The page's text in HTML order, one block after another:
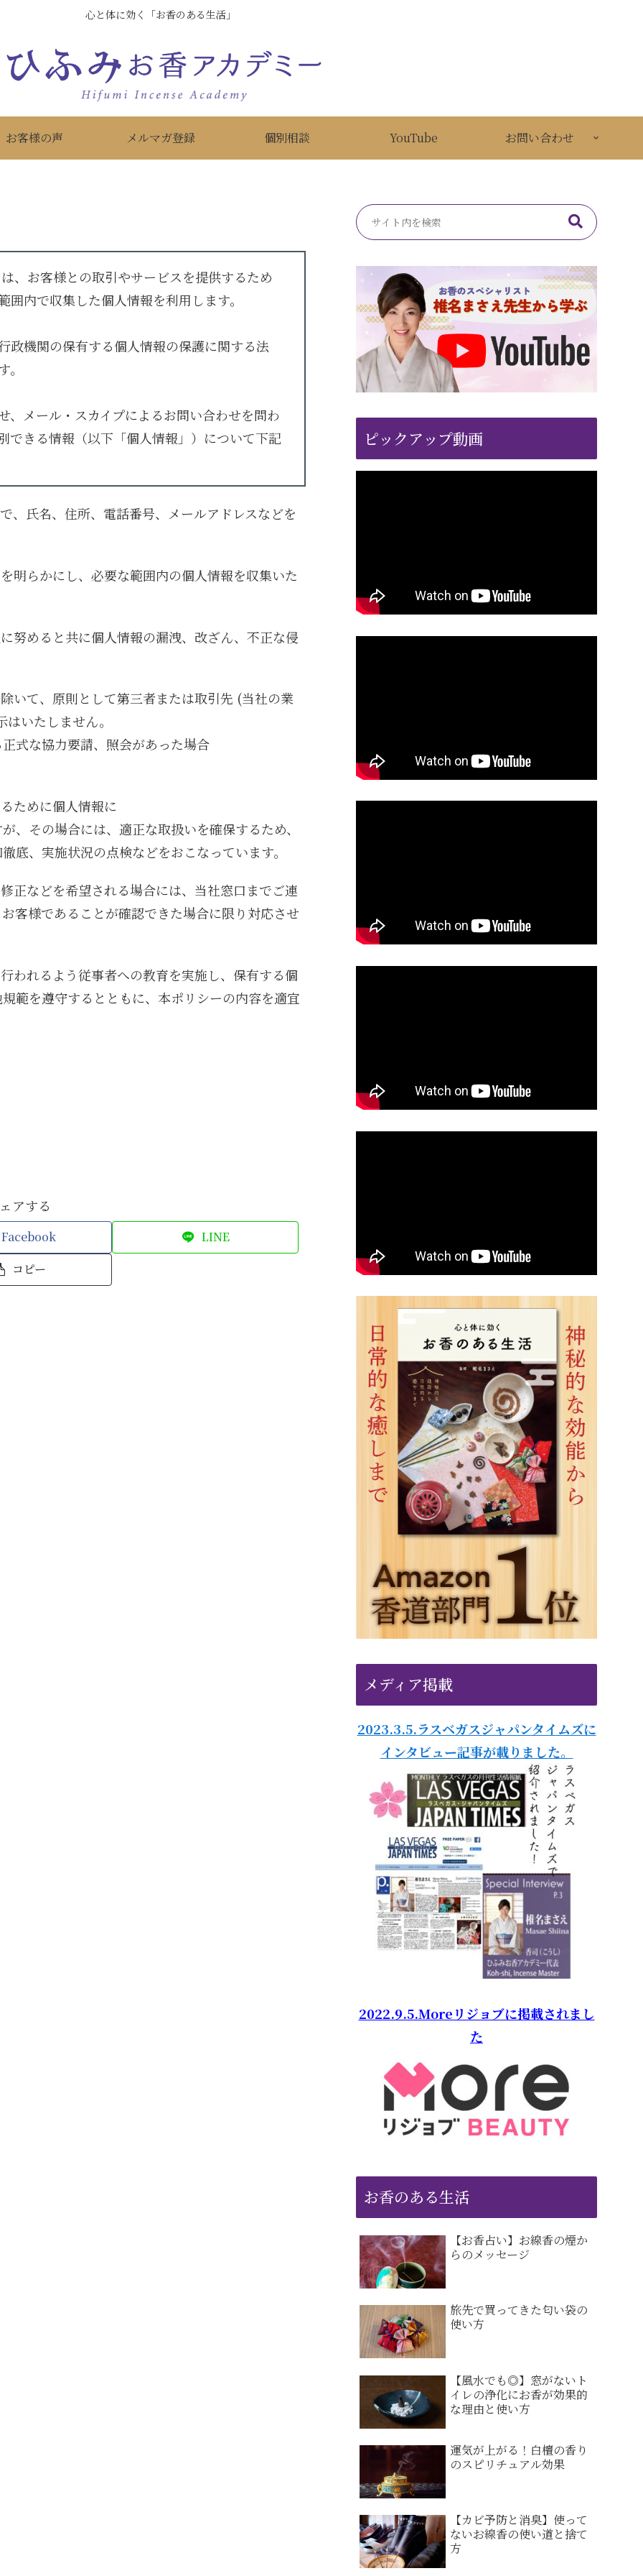
心と体に効く「お香のある生活」
お客様の声 メルマガ登録 個別相談 YouTube お問い合わせ
、お客様との取引やサービスを提供するため
内で収集した個人情報を利用します。
政機関の保有する個人情報の保護に関する法
メール・スカイプによるお問い合わせを問わ
できる情報（以下「個人情報」）について下記
、氏名、住所、電話番号、メールアドレスなどを
明らかにし、必要な範囲内の個人情報を収集いた
努めると共に個人情報の漏洩、改ざん、不正な侵
いて、原則として第三者または取引先 (当社の業
いたしません。
式な協力要請、照会があった場合
ために個人情報に
、その場合には、適正な取扱いを確保するため、
底、実施状況の点検などをおこなっています。
正などを希望される場合には、当社窓口までご連
客様であることが確認できた場合に限り対応させ
われるよう従事者への教育を実施し、保有する個
範を遵守するとともに、本ポリシーの内容を適宜
アする
Facebook
LINE
コピー
ピックアップ動画
メディア掲載
2023.3.5.ラスベガスジャパンタイムズに
インタビュー記事が載りました。
2022.9.5.Moreリジョブに掲載されまし
た
お香のある生活
【お香占い】お線香の煙か
らのメッセージ
旅先で買ってきた匂い袋の
使い方
【風水でも◎】窓がないト
イレの浄化にお香が効果的
な理由と使い方
運気が上がる！白檀の香り
のスピリチュアル効果
【カビ予防と消臭】使って
ないお線香の使い道と捨て
方